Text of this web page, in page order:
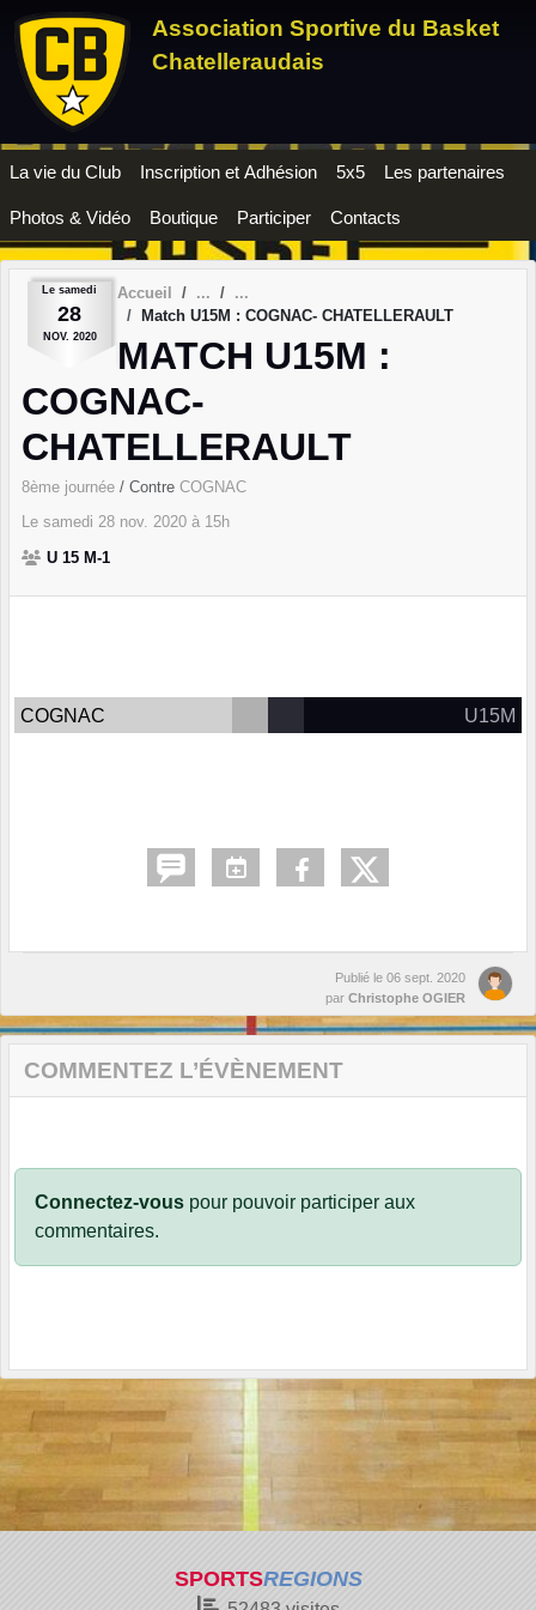
Association Sportive du Basket
Chatelleraudais
La vie du Club Inscription et Adhésion 5x5 Les partenaires
Photos & Vidéo Boutique Participer Contacts
Le samedi
28
NOV. 2020
Accueil
Match U15M : COGNAC- CHATELLERAULT
MATCH U15M :
COGNAC-
CHATELLERAULT
8ème journée / Contre COGNAC
Le samedi 28 nov. 2020 à 15h
U 15 M-1
COGNAC U15M
Publié le 06 sept. 2020
par Christophe OGIER
COMMENTEZ L’ÉVÈNEMENT
Connectez-vous pour pouvoir participer aux
commentaires.
SPORTSREGIONS
Panneau de gestion des cookies